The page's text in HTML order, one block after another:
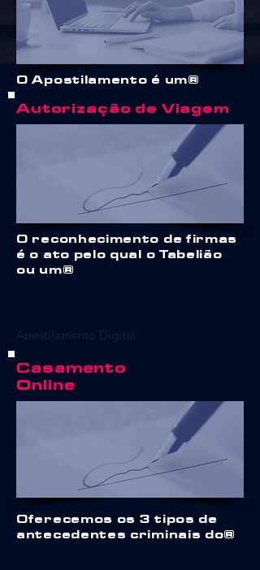
O Apostilamento é um
Autorização de Viagem
O reconhecimento de firmas
é o ato pelo qual o Tabelião
ou um
Apostilamento Digital
Casamento
Online
Oferecemos os 3 tipos de
antecedentes criminais do